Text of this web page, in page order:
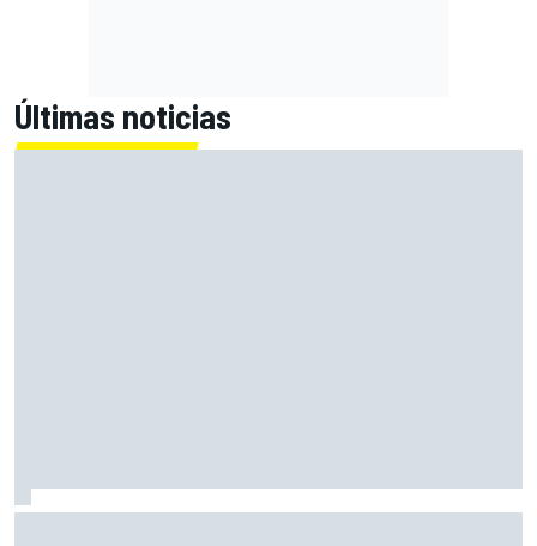
Últimas noticias